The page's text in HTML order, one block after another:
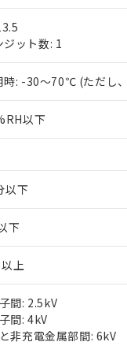
ジット数: 1
時: -30～70℃ (ただし、
以下
以下
下
上
間: 2.5kV
間: 4kV
非充電金属部間: 6kV
在庫状況お
※1 対応状況
調査・確認中：
仕入先様の事情に
鉛(Pb) 1000ppm以下、
六価クロム(Cr(Ⅵ))
フタル酸ビス(2-エチル
ル（DBP） 1000ppm以
「×」：最大均質
「－」：未確認で
*中国RoHS10物質の基
などの必要
当社は規制
記
号